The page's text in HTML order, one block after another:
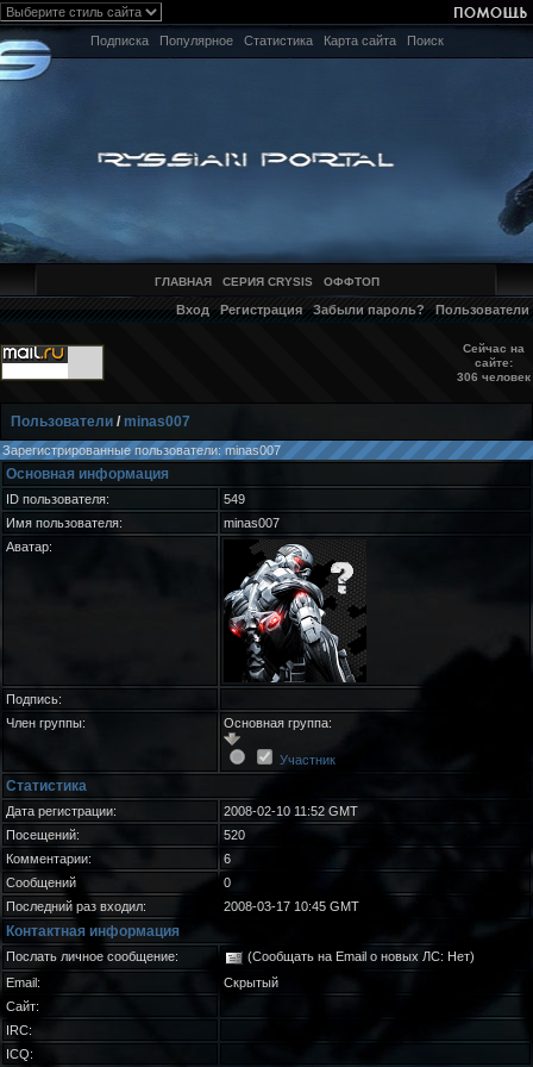
Подписка Популярное Статистика Карта сайта Поиск
ГЛАВНАЯ СЕРИЯ CRYSIS ОФФТОП
Вход Регистрация Забыли пароль? Пользователи
Сейчас на
сайте:
306 человек
Пользователи / minas007
Зарегистрированные пользователи: minas007
Основная информация
ID пользователя:
549
Имя пользователя:
minas007
Аватар:
Подпись:
Член группы:
Основная группа:
Участник
Статистика
Дата регистрации:
2008-02-10 11:52 GMT
Посещений:
520
Комментарии:
6
Сообщений
0
Последний раз входил:
2008-03-17 10:45 GMT
Контактная информация
Послать личное сообщение:
(Сообщать на Email о новых ЛС: Нет)
Email:
Скрытый
Сайт:
IRC:
ICQ: